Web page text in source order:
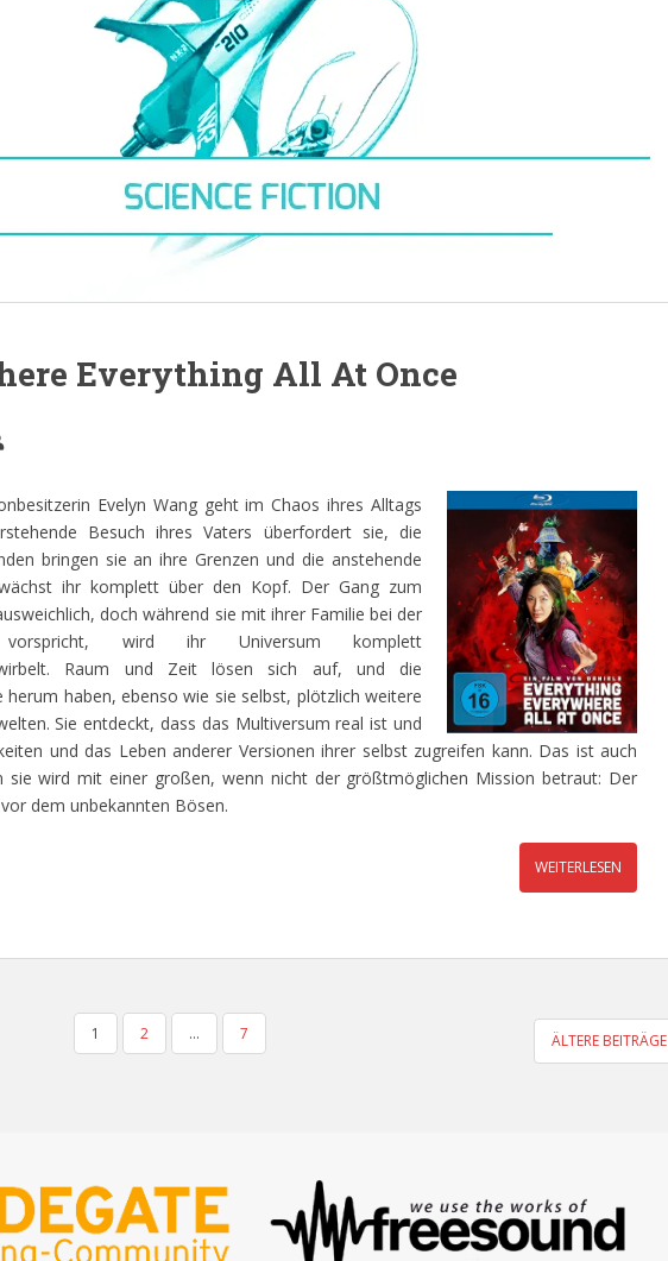
Everything All At Once
Evelyn Wang geht im Chaos ihres Alltags
Besuch ihres Vaters überfordert sie, die
bringen sie an ihre Grenzen und die anstehende
ihr komplett über den Kopf. Der Gang zum
doch während sie mit ihrer Familie bei der
vorspricht, wird ihr Universum komplett
Raum und Zeit lösen sich auf, und die
herum haben, ebenso wie sie selbst, plötzlich weitere
Sie entdeckt, dass das Multiversum real ist und
und das Leben anderer Versionen ihrer selbst zugreifen kann. Das ist auch
sie wird mit einer großen, wenn nicht der größtmöglichen Mission betraut: Der
dem unbekannten Bösen.
WEITERLESEN
1 2 … 7 ÄLTERE BEITRÄGE